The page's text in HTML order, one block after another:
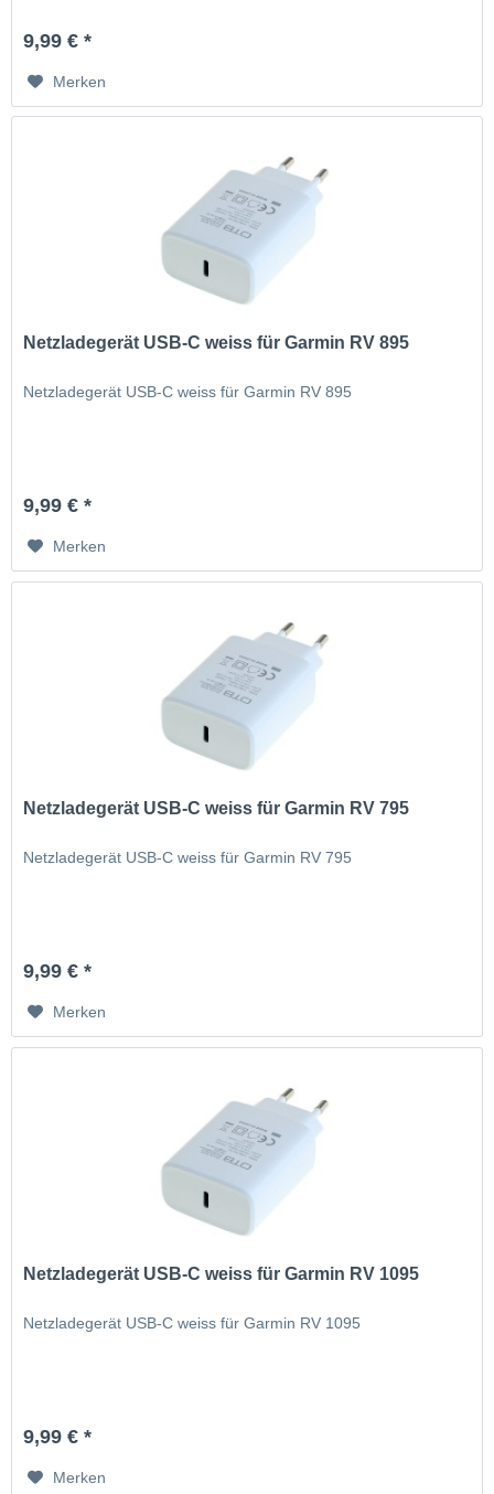
9,99 € *
Merken
Netzladegerät USB-C weiss für Garmin RV 895
Netzladegerät USB-C weiss für Garmin RV 895
9,99 € *
Merken
Netzladegerät USB-C weiss für Garmin RV 795
Netzladegerät USB-C weiss für Garmin RV 795
9,99 € *
Merken
Netzladegerät USB-C weiss für Garmin RV 1095
Netzladegerät USB-C weiss für Garmin RV 1095
9,99 € *
Merken